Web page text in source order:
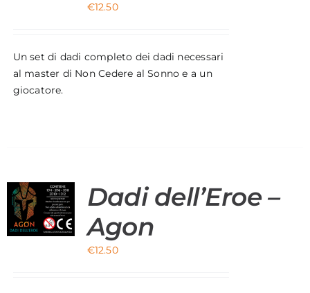
€12.50
Un set di dadi completo dei dadi necessari
al master di Non Cedere al Sonno e a un
giocatore.
+
Dadi dell’Eroe –
Agon
€12.50